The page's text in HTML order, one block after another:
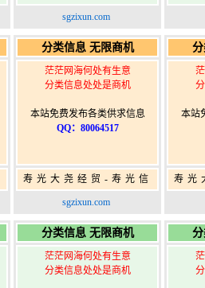
息网-免费信息发布网-
sgzixun.com
分类信息 无限商机
茫茫网海何处有生意
分类信息处处是商机
本站免费发布各类供求信息
QQ：80064517
寿光大尧经贸-寿光信
息网-免费信息发布网-
sgzixun.com
本站
寿光
分类信息 无限商机
茫茫网海何处有生意
分类信息处处是商机